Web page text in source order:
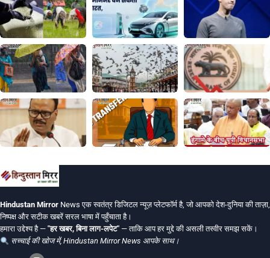
Hindustan Mirror News एक स्वतंत्र डिजिटल न्यूज़ प्लेटफॉर्म है, जो आपको देश-दुनिया की ताज़ा,
निष्पक्ष और सटीक खबरें सरल भाषा में पहुँचाता है।
हमारा उद्देश्य है — "हर खबर, बिना लाग-लपेट" — ताकि आप हर मुद्दे की असली तस्वीर समझ सकें।
सच्चाई की खोज में, Hindustan Mirror News आपके साथ।